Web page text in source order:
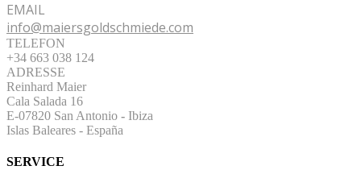
EMAIL
info@maiersgoldschmiede.com
TELEFON
+34 663 038 124
ADRESSE
Reinhard Maier
Cala Salada 16
E-07820 San Antonio - Ibiza
Islas Baleares - España
SERVICE